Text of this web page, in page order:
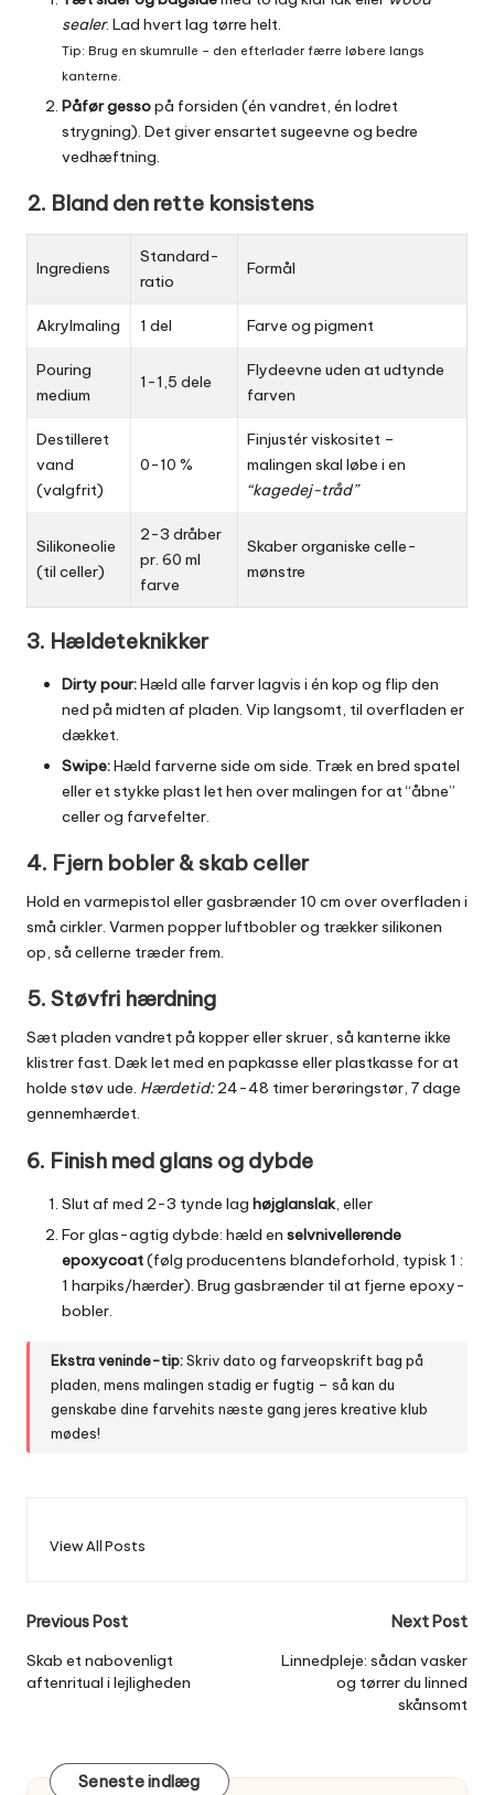
sealer. Lad hvert lag tørre helt.
Tip: Brug en skumrulle – den efterlader færre løbere langs
kanterne.
Påfør gessopå forsiden (én vandret, én lodret
strygning). Det giver ensartet sugeevne og bedre
vedhæftning.
2. Bland den rette konsistens
Ingrediens
Standard-
ratio
Formål
Akrylmaling 1 del Farve og pigment
Pouring
medium
1-1,5 dele
Flydeevne uden at udtynde
farven
Destilleret
vand
(valgfrit)
0-10 %
Finjustér viskositet –
malingen skal løbe i en
“kage­dej-tråd”
Silikoneolie
(til celler)
2-3 dråber
pr. 60 ml
farve
Skaber organiske celle-
mønstre
3. Hældeteknikker
Dirty pour:Hæld alle farver lagvis i én kop og flip den
ned på midten af pladen. Vip langsomt, til overfladen er
dækket.
Swipe:Hæld farverne side om side. Træk en bred spatel
eller et stykke plast let hen over malingen for at “åbne”
celler og farvefelter.
4. Fjern bobler & skab celler
Hold en varmepistol eller gasbrænder 10 cm over overfladen i
små cirkler. Varmen popper luftbobler og trækker silikonen
op, så cellerne træder frem.
5. Støvfri hærdning
Sæt pladen vandret på kopper eller skruer, så kanterne ikke
klistrer fast. Dæk let med en papkasse eller plastkasse for at
holde støv ude. Hærdetid:24-48 timer berøringstør, 7 dage
gennemhærdet.
6. Finish med glans og dybde
Slut af med 2-3 tynde lag højglanslak, eller
For glas-agtig dybde: hæld en selvnivellerende
epoxycoat(følg producentens blandeforhold, typisk 1 :
1 harpiks/hærder). Brug gasbrænder til at fjerne epoxy-
bobler.
Ekstra veninde-tip:Skriv dato og farveopskrift bag på
pladen, mens malingen stadig er fugtig – så kan du
genskabe dine farvehits næste gang jeres kreative klub
mødes!
View All Posts
Post
navigation
Previous Post
Skab et nabovenligt
aftenritual i lejligheden
Next Post
Linnedpleje: sådan vasker
og tørrer du linned
skånsomt
Seneste indlæg